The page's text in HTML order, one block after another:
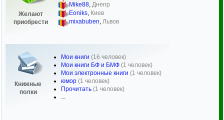
Желают
приобрести
Mike88 Днепр
Eoniks, Киев
mixabuben, Львов
Книжные
полки
Мои книги (16 человек)
Мои книги БФ и БМФ (1 человек)
Мои электронные книги (1 человек)
юмор (1 человек)
Прочитать (1 человек)
...